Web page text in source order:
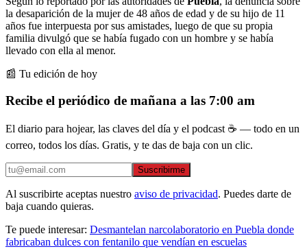
la desaparición de la mujer de 48 años de edad y de su hijo de 11
años fue interpuesta por sus amistades, luego de que su propia
familia divulgó que se había fugado con un hombre y se había
llevado con ella al menor.
📰 Tu edición de hoy
Recibe el periódico de mañana a las 7:00 am
El diario para hojear, las claves del día y el podcast ☕ — todo en un
correo, todos los días. Gratis, y te das de baja con un clic.
Suscribirme
Al suscribirte aceptas nuestro aviso de privacidad. Puedes darte de
baja cuando quieras.
Te puede interesar: Desmantelan narcolaboratorio en Puebla donde
fabricaban dulces con fentanilo que vendían en escuelas